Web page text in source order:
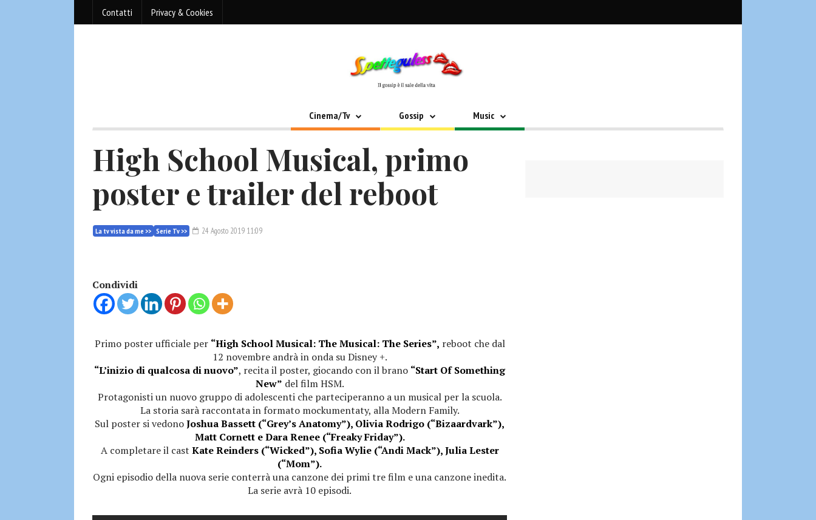
Contatti Privacy & Cookies
Cinema/Tv Gossip Music
High School Musical, primo
poster e trailer del reboot
La tv vista da me >> Serie Tv >> 24 Agosto 2019 11:09
Condividi
Primo poster ufficiale per “High School Musical: The Musical: The Series”, reboot che dal
12 novembre andrà in onda su Disney +.
“L’inizio di qualcosa di nuovo”, recita il poster, giocando con il brano “Start Of Something
New” del film HSM.
Protagonisti un nuovo gruppo di adolescenti che parteciperanno a un musical per la scuola.
La storia sarà raccontata in formato mockumentaty, alla Modern Family.
Sul poster si vedonoJoshua Bassett (“Grey’s Anatomy”), Olivia Rodrigo (“Bizaardvark”),
Matt Cornett e Dara Renee (“Freaky Friday”).
A completare il cast Kate Reinders (“Wicked”), Sofia Wylie (“Andi Mack”), Julia Lester
(“Mom”).
Ogni episodio della nuova serie conterrà una canzone dei primi tre film e una canzone inedita.
La serie avrà 10 episodi.